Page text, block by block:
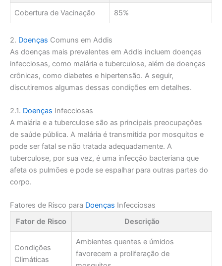
Cobertura de Vacinação 85%
2. Doenças Comuns em Addis
As doenças mais prevalentes em Addis incluem doenças
infecciosas, como malária e tuberculose, além de doenças
crônicas, como diabetes e hipertensão. A seguir,
discutiremos algumas dessas condições em detalhes.
2.1. Doenças Infecciosas
A malária e a tuberculose são as principais preocupações
de saúde pública. A malária é transmitida por mosquitos e
pode ser fatal se não tratada adequadamente. A
tuberculose, por sua vez, é uma infecção bacteriana que
afeta os pulmões e pode se espalhar para outras partes do
corpo.
Fatores de Risco para Doenças Infecciosas
Fator de Risco
Descrição
Condições
Climáticas
Ambientes quentes e úmidos
favorecem a proliferação de